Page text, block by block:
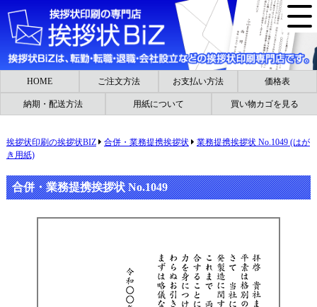
HOME ご注文方法 お支払い方法 価格表
納期・配送方法 用紙について 買い物カゴを見る
挨拶状印刷の挨拶状BIZ 合併・業務提携挨拶状
業務提携挨拶状 No.1049 (はが
き用紙)
合併・業務提携挨拶状 No.1049